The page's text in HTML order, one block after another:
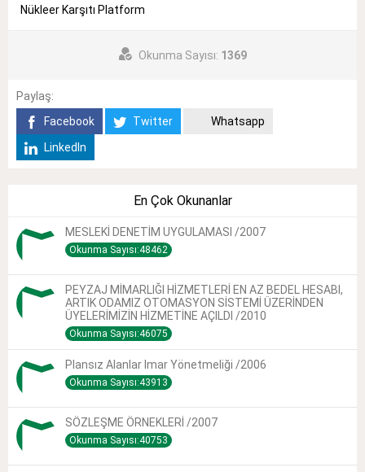
Nükleer Karşıtı Platform
Okunma Sayısı: 1369
Paylaş:
Facebook
Twitter
Whatsapp
LinkedIn
En Çok Okunanlar
MESLEKİ DENETİM UYGULAMASI /2007
Okunma Sayısı:48462
PEYZAJ MİMARLIĞI HİZMETLERİ EN AZ BEDEL HESABI,
ARTIK ODAMIZ OTOMASYON SİSTEMİ ÜZERİNDEN
ÜYELERİMİZİN HİZMETİNE AÇILDI /2010
Okunma Sayısı:46075
Plansız Alanlar Imar Yönetmeliği /2006
Okunma Sayısı:43913
SÖZLEŞME ÖRNEKLERİ /2007
Okunma Sayısı:40753